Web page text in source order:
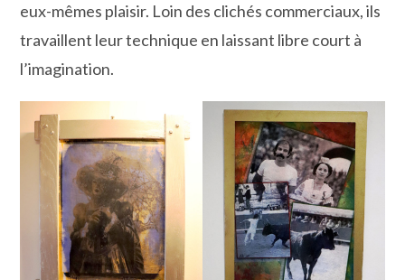
eux-mêmes plaisir. Loin des clichés commerciaux, ils
travaillent leur technique en laissant libre court à
l’imagination.